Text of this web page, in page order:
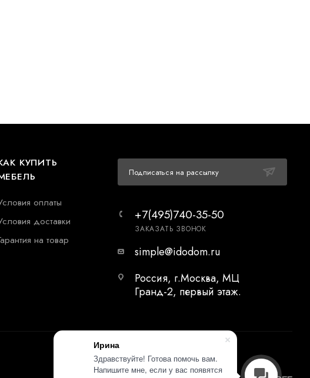
Ирина
Здравствуйте! Готова помочь вам.
Напишите мне, если у вас появятся
КУПИТЬ
оплаты
доставки
на товар
Подписаться на рассылку
+7(495)740-35-50
ЗАКАЗАТЬ ЗВОНОК
simple@idodom.ru
Россия, г.Москва, МЦ
Гранд-2, первый этаж.